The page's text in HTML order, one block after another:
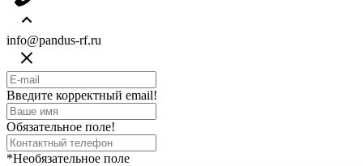
info@pandus-rf.ru
Введите корректный email!
Обязательное поле!
*Необязательное поле